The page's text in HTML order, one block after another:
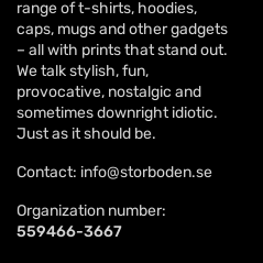
range of t-shirts, hoodies,
caps, mugs and other gadgets
– all with prints that stand out.
We talk stylish, fun,
provocative, nostalgic and
sometimes downright idiotic.
Just as it should be.
Contact: info@storboden.se
Organization number:
559466-3667